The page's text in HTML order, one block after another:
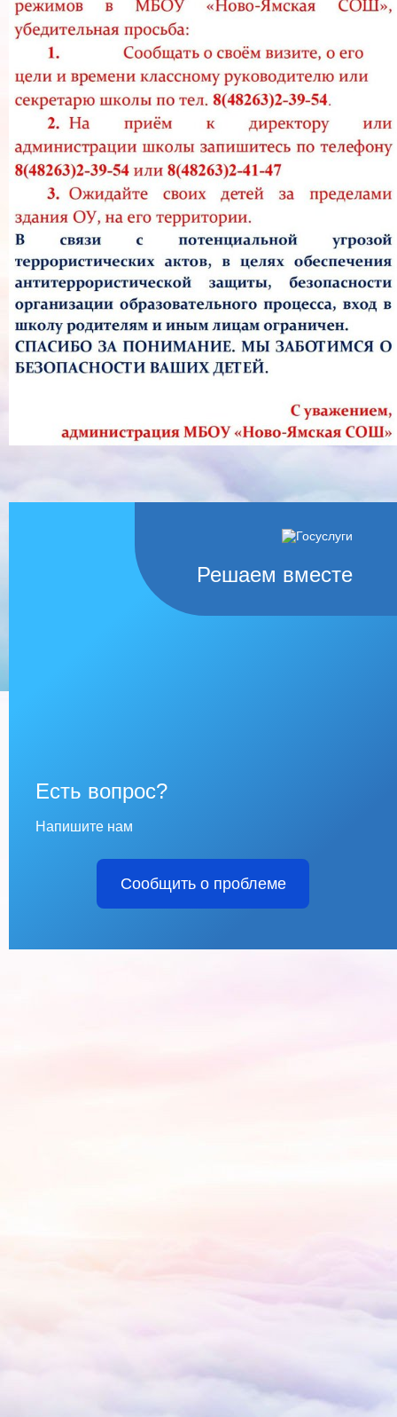
Решаем вместе
Есть вопрос?
Напишите нам
Сообщить о проблеме